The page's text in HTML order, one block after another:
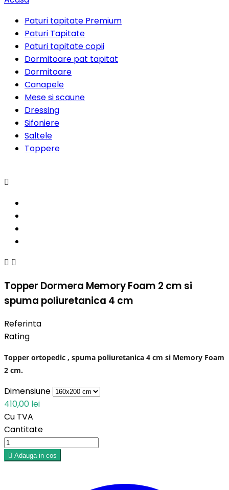
Paturi tapitate Premium
Paturi Tapitate
Paturi tapitate copii
Dormitoare pat tapitat
Dormitoare
Canapele
Mese si scaune
Dressing
Sifoniere
Saltele
Toppere

 
Topper Dormera Memory Foam 2 cm si
spuma poliuretanica 4 cm
Referinta
Rating
Topper ortopedic , spuma poliuretanica 4 cm si Memory Foam
2 cm.
Dimensiune
410,00 lei
Cu TVA
Cantitate
 Adauga in cos